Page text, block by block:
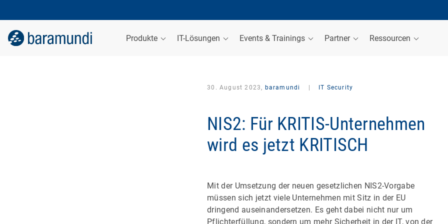
Produkte IT-Lösungen Events & Trainings Partner Ressourcen
30. August 2023, baramundi IT Security
NIS2: Für KRITIS-Unternehmen
wird es jetzt KRITISCH
Mit der Umsetzung der neuen gesetzlichen NIS2-Vorgabe
müssen sich jetzt viele Unternehmen mit Sitz in der EU
dringend auseinandersetzen. Es geht dabei nicht nur um
Pflichterfüllung, sondern um mehr Sicherheit in der IT, von der